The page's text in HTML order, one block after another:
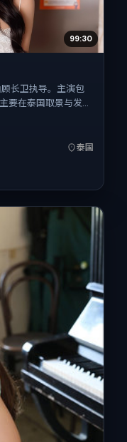
99:30
长卫执导。主演包
要在泰国取景与发
泰国